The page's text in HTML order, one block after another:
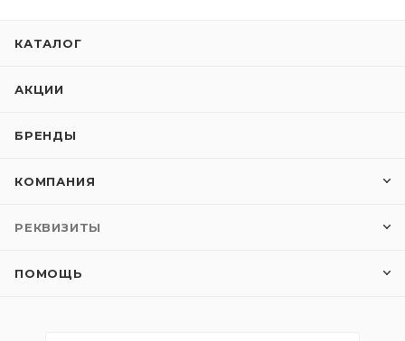
КАТАЛОГ
АКЦИИ
БРЕНДЫ
КОМПАНИЯ
РЕКВИЗИТЫ
ПОМОЩЬ